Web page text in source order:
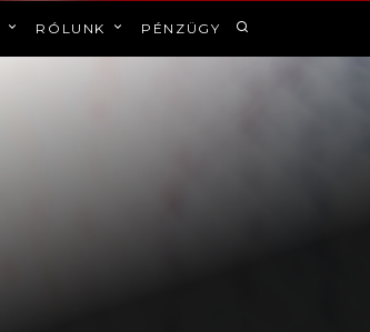
RÓLUNK PÉNZÜGY